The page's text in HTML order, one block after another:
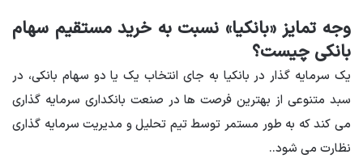
وجه تمایز «بانکیا» نسبت به خرید مستقیم سهام
بانکی چیست؟
یک سرمایه گذار در بانکیا به جای انتخاب یک یا دو سهام بانکی، در
سبد متنوعی از بهترین فرصت ها در صنعت بانکداری سرمایه گذاری
می کند که به طور مستمر توسط تیم تحلیل و مدیریت سرمایه گذاری
نظارت می شود..